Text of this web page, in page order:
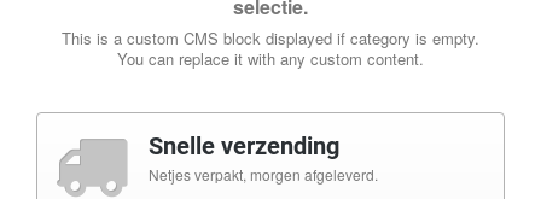
selectie.
This is a custom CMS block displayed if category is empty.
You can replace it with any custom content.
Snelle verzending
Netjes verpakt, morgen afgeleverd.